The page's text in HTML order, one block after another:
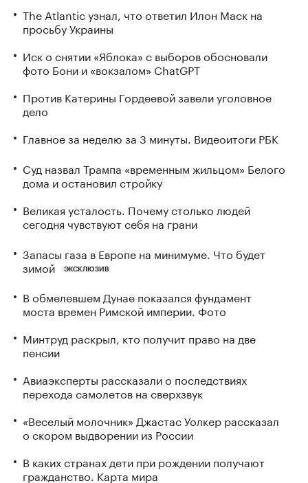
The Atlantic узнал, что ответил Илон Маск на
просьбу Украины
Иск о снятии «Яблока» с выборов обосновали
фото Бони и «вокзалом» ChatGPT
Против Катерины Гордеевой завели уголовное
дело
Главное за неделю за 3 минуты. Видеоитоги РБК
Суд назвал Трампа «временным жильцом» Белого
дома и остановил стройку
Великая усталость. Почему столько людей
сегодня чувствуют себя на грани
Запасы газа в Европе на минимуме. Что будет
зимой
ЭКСКЛЮЗИВ
В обмелевшем Дунае показался фундамент
моста времен Римской империи. Фото
Минтруд раскрыл, кто получит право на две
пенсии
Авиаэксперты рассказали о последствиях
перехода самолетов на сверхзвук
«Веселый молочник» Джастас Уолкер рассказал
о скором выдворении из России
В каких странах дети при рождении получают
гражданство. Карта мира